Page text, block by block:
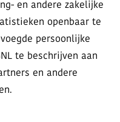
en andere zakelijke
openbaar te
persoonlijke
te beschrijven aan
en andere